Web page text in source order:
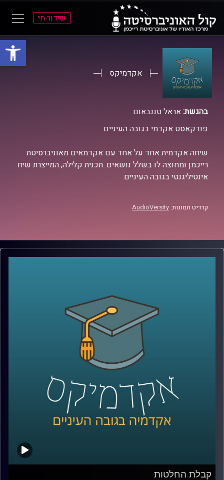
פתח
שידור חי
אקדמיקס
בהגשת:אראל טננבאום
פודקאסט אקדמי בגובה העיניים.
שיחה אקדמית אחד על אחד עם אקדמאים מאוניברסיטת
רייכמן ומחוצה לו בשלל נושאים. תכנית קלילה, המייצרת שיח
אינטיליגנטי בגובה העיניים.
קרדיט תמונות: AudioVersity
קבלת החלטות